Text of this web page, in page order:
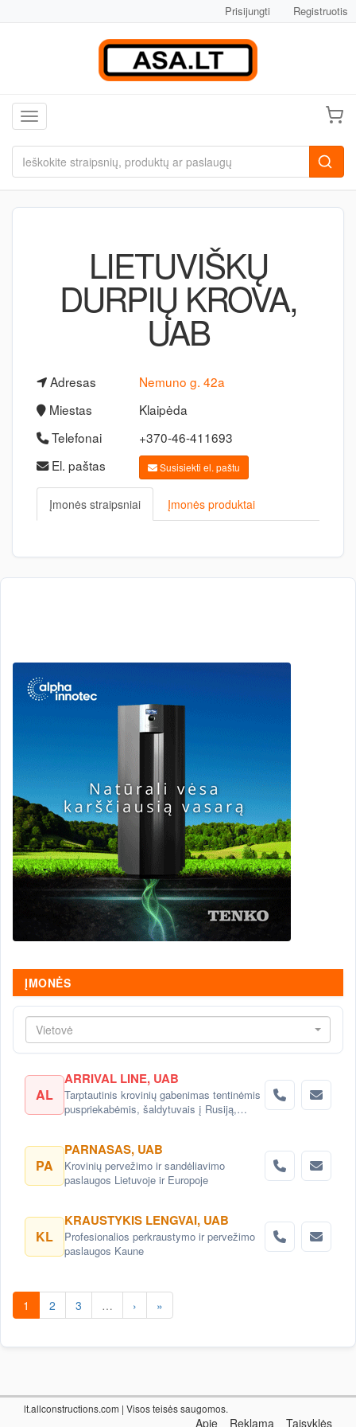
Prisijungti Registruotis
Toggle navigation
LIETUVIŠKŲ
DURPIŲ KROVA,
UAB
Adresas
Nemuno g. 42a
Miestas
Klaipėda
Telefonai
+370-46-411693
El. paštas
Susisiekti el. paštu
Įmonės straipsniai Įmonės produktai
ĮMONĖS
Vietovė
AL
ARRIVAL LINE, UAB
Tarptautinis krovinių gabenimas tentinėmis
puspriekabėmis, šaldytuvais į Rusiją,
PA
PARNASAS, UAB
Krovinių pervežimo ir sandėliavimo
paslaugos Lietuvoje ir Europoje
KL
KRAUSTYKIS LENGVAI, UAB
Profesionalios perkraustymo ir pervežimo
paslaugos Kaune
1 2 3 … › »
lt.allconstructions.com | Visos teisės saugomos.
Apie Reklama Taisyklės